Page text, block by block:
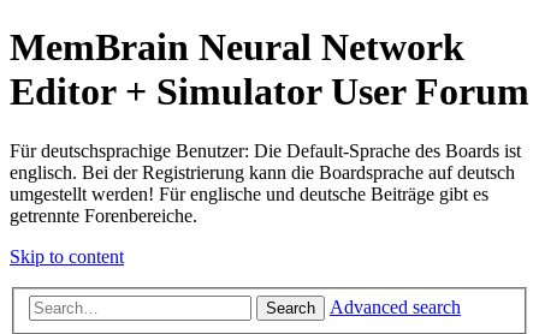
MemBrain Neural Network
Editor + Simulator User Forum
Für deutschsprachige Benutzer: Die Default-Sprache des Boards ist
englisch. Bei der Registrierung kann die Boardsprache auf deutsch
umgestellt werden! Für englische und deutsche Beiträge gibt es
getrennte Forenbereiche.
Skip to content
Search Advanced search